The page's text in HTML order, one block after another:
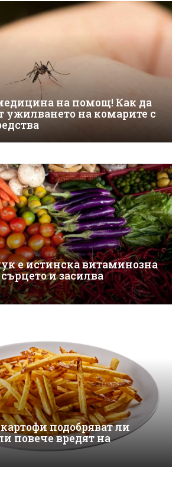
на помощ! Как да
ужилването на комарите с
е истинска витаминозна
и засилва
подобряват ли
повече вредят на